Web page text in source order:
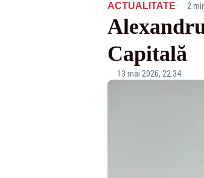
ACTUALITATE· 2
Capitală
13 mai 2026, 22:34